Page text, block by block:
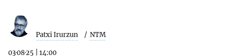
Patxi Irurzun NTM
03·08·25 14:00